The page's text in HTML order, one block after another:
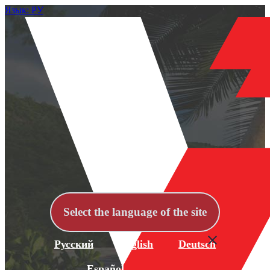
Язык: РУ
Select the language of the site
Русский English Deutsch